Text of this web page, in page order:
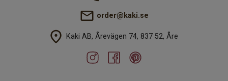
order@kaki.se
Kaki AB, Årevägen 74, 837 52, Åre